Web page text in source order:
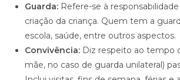
Guarda: Refere-se à
criação da criança. Quem tem a
escola, saúde, entre outros aspectos.
Convivência: Diz respeito ao tempo
mãe, no caso de guarda unilateral)